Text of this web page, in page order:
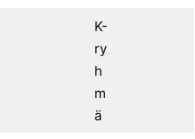
K-
ry
h
m
ä